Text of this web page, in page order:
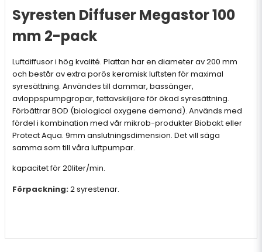
Syresten Diffuser Megastor 100
mm 2-pack
Luftdiffusor i hög kvalité. Plattan har en diameter av 200 mm
och består av extra porös keramisk luftsten för maximal
syresättning. Användes till dammar, bassänger,
avloppspumpgropar, fettavskiljare för ökad syresättning.
Förbättrar BOD (biological oxygene demand). Används med
fördel i kombination med vår mikrob-produkter Biobakt eller
Protect Aqua. 9mm anslutningsdimension. Det vill säga
samma som till våra luftpumpar.
kapacitet för 20liter/min.
Förpackning:2 syrestenar.